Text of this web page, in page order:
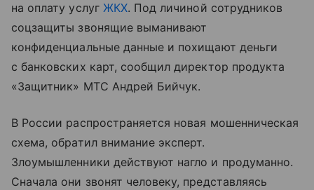
на оплату услуг ЖКХ. Под личиной сотрудников
соцзащиты звонящие выманивают
конфиденциальные данные и похищают деньги
с банковских карт, сообщил директор продукта
«Защитник» МТС Андрей Бийчук.
В России распространяется новая мошенническая
схема, обратил внимание эксперт.
Злоумышленники действуют нагло и продуманно.
Сначала они звонят человеку, представляясь